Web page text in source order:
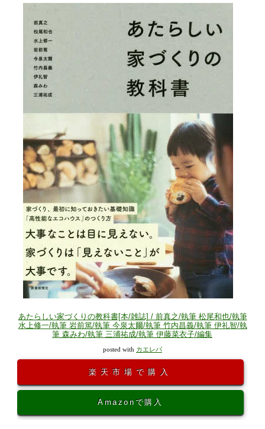
あたらしい家づくりの教科書[本/雑誌] / 前真之/執筆 松尾和也/執筆
水上修一/執筆 岩前篤/執筆 今泉太爾/執筆 竹内昌義/執筆 伊礼智/執
筆 森みわ/執筆 三浦祐成/執筆 伊藤菜衣子/編集
posted with カエレバ
楽天市場で購入
Amazonで購入